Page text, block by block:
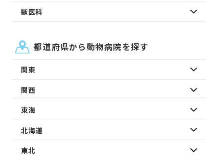
獣医科
都道府県から動物病院を探す
関東
関西
東海
北海道
東北